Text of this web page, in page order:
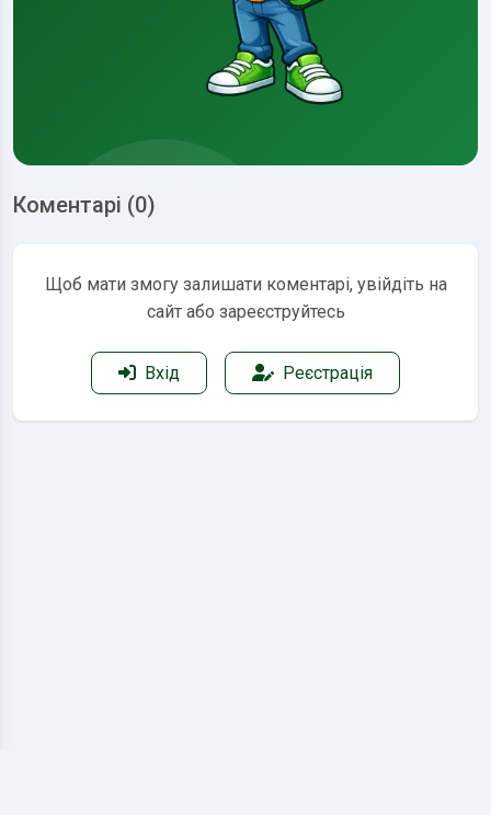
Коментарі (0)
Щоб мати змогу залишати коментарі, увійдіть на
сайт або зареєструйтесь
Вхід Реєстрація